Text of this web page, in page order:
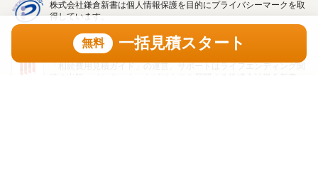
株式会社鎌倉新書は個人情報保護を目的にプライバシーマークを取
得しています。
無料 一括見積スタート